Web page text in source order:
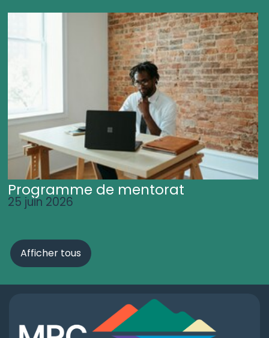
Programme de mentorat
25 juin 2026
Afficher tous